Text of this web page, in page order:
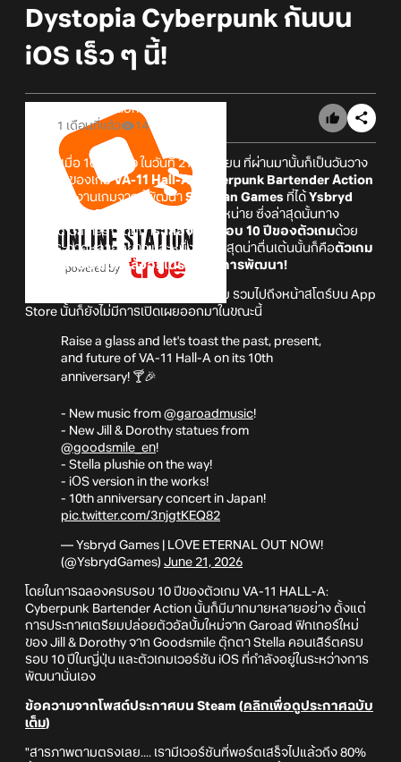
Dystopia Cyberpunk กันบน
iOS เร็ว ๆ นี้!
Online Station
1 เดือนที่แล้ว
14
ย้อนไปเมื่อ 10 ปีที่แล้ว ในวันที่ 21 มิถุนายน ที่ผ่านมานั้นก็เป็นวันวาง
จำหน่ายของเกมVA-11 Hall-A: Cyberpunk Bartender Action
ซึ่งเป็นผลงานเกมจากผู้พัฒนา Sukeban Games ที่ได้ Ysbryd
Games และ PLAYISM
มาเป็นผู้จัดจำหน่าย ซึ่งล่าสุดนั้นทาง
Ysbryd Games ก็ได้มีการฉลองครบรอบ 10 ปีของตัวเกมด้วย
การประกาศหลายอย่าง และหนึ่งในข่าวสุดน่าตื่นเต้นนั้นก็คือตัวเกม
เวอร์ชัน iOS นั้นกำลังอยู่ในระหว่างการพัฒนา!
ทั้งนี้ในส่วนของกำหนดการวางจำหน่าย รวมไปถึงหน้าสโตร์บน App
Store นั้นก็ยังไม่มีการเปิดเผยออกมาในขณะนี้
Raise a glass and let's toast the past, present,
and future of VA-11 Hall-A on its 10th
anniversary! 🍸🎉
- New music from @garoadmusic!
- New Jill & Dorothy statues from
@goodsmile_en!
- Stella plushie on the way!
- iOS version in the works!
- 10th anniversary concert in Japan!
pic.twitter.com/3njgtKEQ82
— Ysbryd Games | LOVE ETERNAL OUT NOW!
(@YsbrydGames) June 21, 2026
โดยในการฉลองครบรอบ 10 ปีของตัวเกม VA-11 HALL-A:
Cyberpunk Bartender Action นั้นก็มีมากมายหลายอย่าง ตั้งแต่
การประกาศเตรียมปล่อยตัวอัลบั้มใหม่จาก Garoad ฟิกเกอร์ใหม่
ของ Jill & Dorothy จาก Goodsmile ตุ๊กตา Stella คอนเสิร์ตครบ
รอบ 10 ปีในญี่ปุ่น และตัวเกมเวอร์ชัน iOS ที่กำลังอยู่ในระหว่างการ
พัฒนานั่นเอง
ข้อความจากโพสต์ประกาศบน Steam (คลิกเพื่อดูประกาศฉบับ
เต็ม)
"สารภาพตามตรงเลย.... เรามีเวอร์ชันที่พอร์ตเสร็จไปแล้วถึง 80%